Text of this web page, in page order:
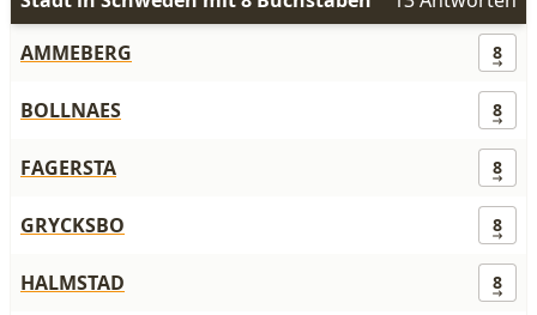
AMMEBERG
8
BOLLNAES 8
FAGERSTA 8
GRYCKSBO 8
HALMSTAD 8